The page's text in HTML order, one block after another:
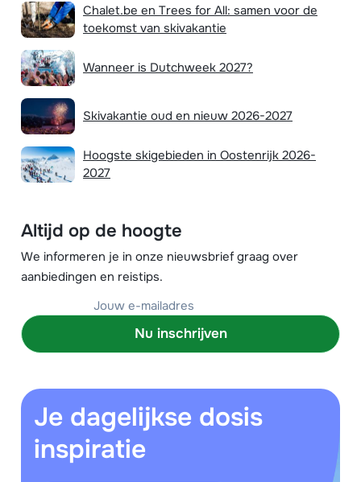
Chalet.be en Trees for All: samen voor de
toekomst van skivakantie
Wanneer is Dutchweek 2027?
Skivakantie oud en nieuw 2026-2027
Hoogste skigebieden in Oostenrijk 2026-
2027
Altijd op de hoogte
We informeren je in onze nieuwsbrief graag over
aanbiedingen en reistips.
Nu inschrijven
Je dagelijkse dosis
inspiratie